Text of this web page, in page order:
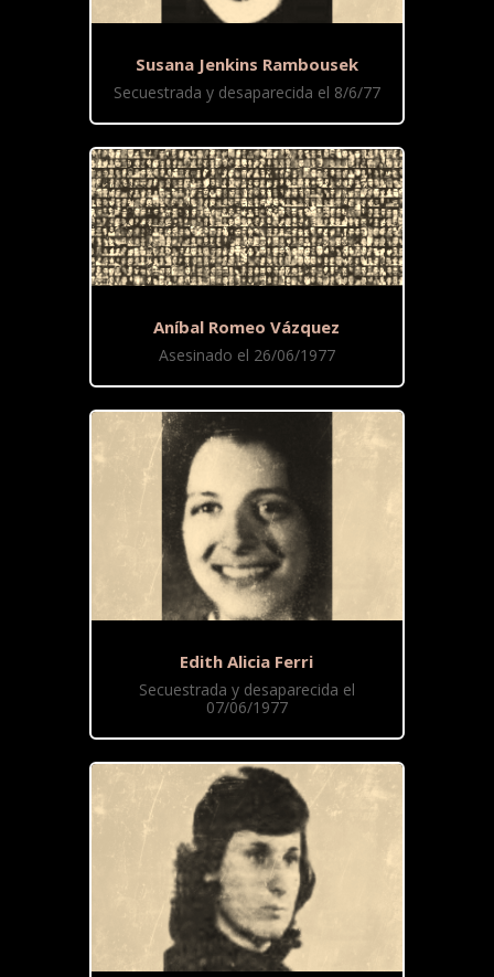
Susana Jenkins Rambousek
Secuestrada y desaparecida el 8/6/77
Aníbal Romeo Vázquez
Asesinado el 26/06/1977
Edith Alicia Ferri
Secuestrada y desaparecida el
07/06/1977